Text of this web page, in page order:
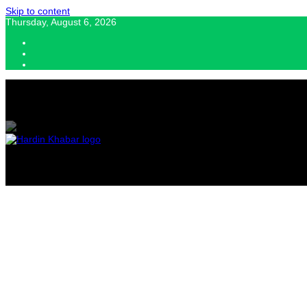
Skip to content
Thursday, August 6, 2026